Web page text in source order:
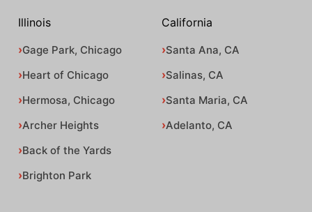
Illinois
Gage Park, Chicago
Heart of Chicago
Hermosa, Chicago
Archer Heights
Back of the Yards
Brighton Park
California
Santa Ana, CA
Salinas, CA
Santa Maria, CA
Adelanto, CA